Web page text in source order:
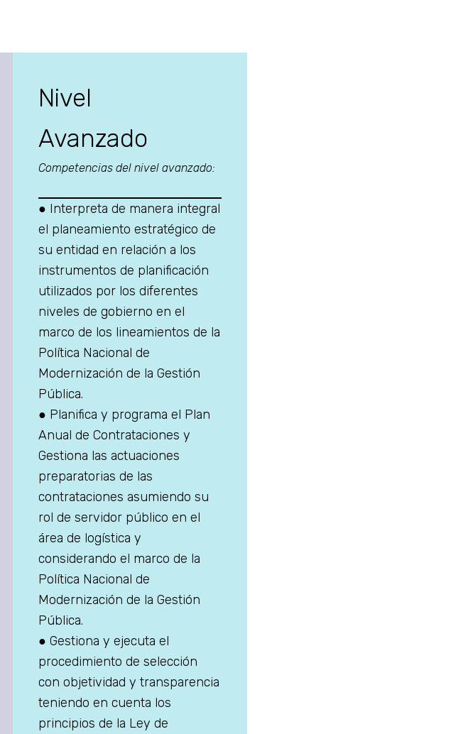
Nivel
Avanzado
Competencias del nivel avanzado:
● Interpreta de manera integral
el planeamiento estratégico de
su entidad en relación a los
instrumentos de planificación
utilizados por los diferentes
niveles de gobierno en el
marco de los lineamientos de la
Política Nacional de
Modernización de la Gestión
Pública.
● Planifica y programa el Plan
Anual de Contrataciones y
Gestiona las actuaciones
preparatorias de las
contrataciones asumiendo su
rol de servidor público en el
área de logística y
considerando el marco de la
Política Nacional de
Modernización de la Gestión
Pública.
● Gestiona y ejecuta el
procedimiento de selección
con objetividad y transparencia
teniendo en cuenta los
principios de la Ley de